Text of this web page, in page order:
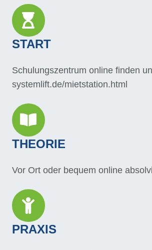
START
Schulungszentrum online finden
systemlift.de/mietstation.html
THEORIE
Vor Ort oder bequem online
PRAXIS